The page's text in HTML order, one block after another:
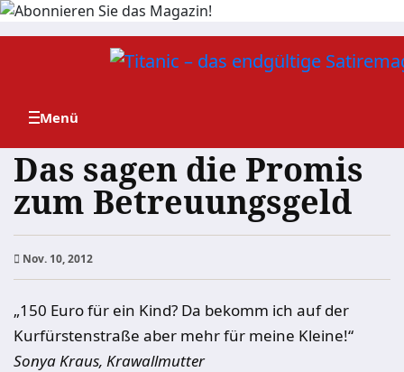
Zum
Das sagen die Promis
zum Betreuungsgeld
Nov. 10, 2012
„150 Euro für ein Kind? Da bekomm ich auf der
Kurfürstenstraße aber mehr für meine Kleine!“
Sonya Kraus, Krawallmutter